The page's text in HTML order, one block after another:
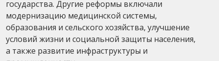
государства. Другие реформы включали
модернизацию медицинской системы,
образования и сельского хозяйства, улучшение
условий жизни и социальной защиты населения,
а также развитие инфраструктуры и